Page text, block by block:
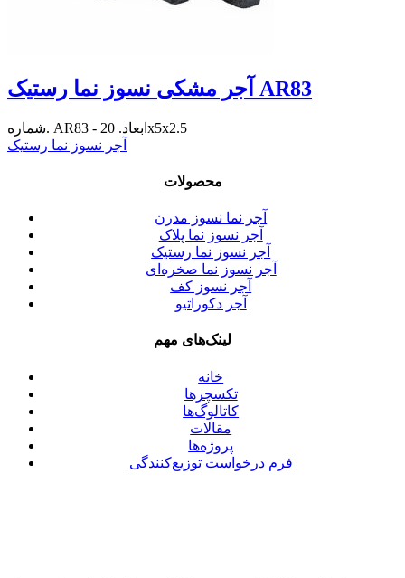
آجر مشکی نسوز نما رستیک AR83
شماره. AR83 - ابعاد. 20x5x2.5
آجر نسوز نما رستیک
محصولات
آجر نما نسوز مدرن
آجر نسوز نما پلاک
آجر نسوز نما رستیک
آجر نسوز نما صخره‌ای
آجر نسوز کف
آجر دکوراتیو
لینک‌های مهم
خانه
تکسچرها
کاتالوگ‌ها
مقالات
پروژه‌ها
فرم درخواست توزیع‌کنندگی